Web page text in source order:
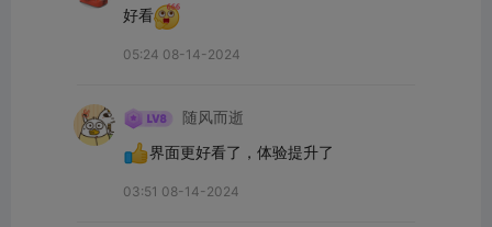
好看
05:24 08-14-2024
随风而逝
界面更好看了，体验提升了
03:51 08-14-2024